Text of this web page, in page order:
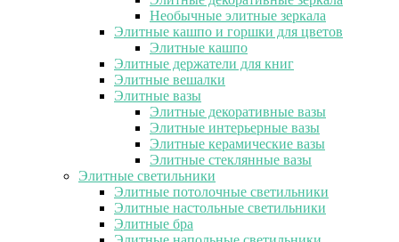
Необычные элитные зеркала
Элитные кашпо и горшки для цветов
Элитные кашпо
Элитные держатели для книг
Элитные вешалки
Элитные вазы
Элитные декоративные вазы
Элитные интерьерные вазы
Элитные керамические вазы
Элитные стеклянные вазы
Элитные светильники
Элитные потолочные светильники
Элитные настольные светильники
Элитные бра